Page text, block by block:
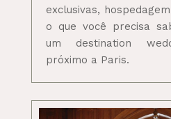
exclusivas,
o que você precisa
um destination
próximo a Paris.